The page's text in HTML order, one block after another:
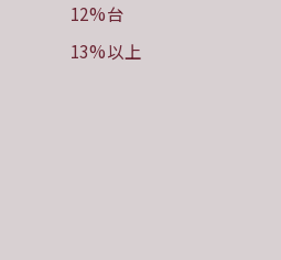
12%台
13%以上